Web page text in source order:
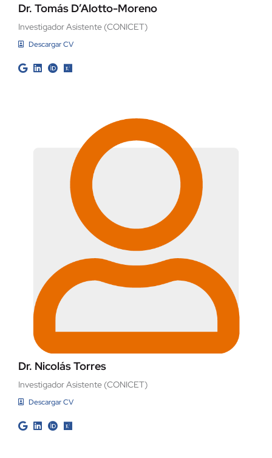
Dr. Tomás D’Alotto-Moreno
Investigador Asistente (CONICET)
Descargar CV
Dr. Nicolás Torres
Investigador Asistente (CONICET)
Descargar CV